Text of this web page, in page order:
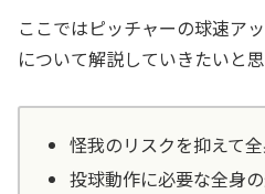
ここではピッチャーの球速ア
について解説していきたいと思
怪我のリスクを抑えて
投球動作に必要な全身